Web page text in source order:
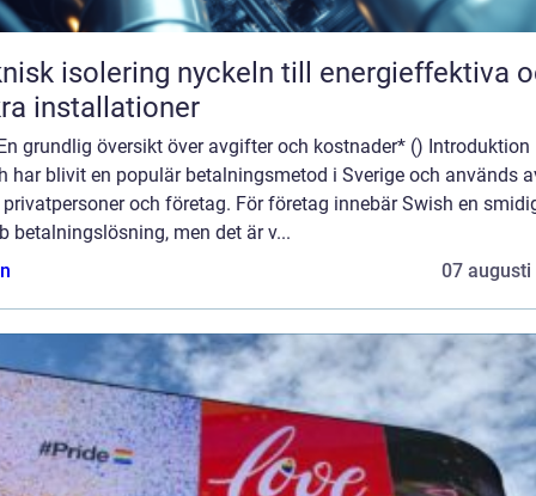
nyckeln till energieffektiva och
installationer
grundlig översikt över avgifter och kostnader* () Introduktion
har blivit en populär betalningsmetod i Sverige och används
och företag. För företag innebär Swish en
betalningslösning, men det är v...
07 augusti